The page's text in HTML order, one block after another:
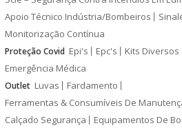
Apoio Técnico Indústria/Bombeiros
Monitorização Contínua
Proteção Covid Epi's Epc's Kits Diversos
Emergência Médica
Outlet Luvas
Fardamento
Ferramentas & Consumíveis De
Calçado Segurança
Equipamentos De